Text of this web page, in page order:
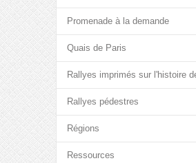
Promenade à la demande
Quais de Paris
Rallyes imprimés sur l'histoire
Rallyes pédestres
Régions
Ressources